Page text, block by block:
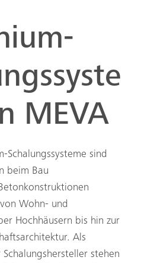
MEVA
Schalungssysteme sind
beim Bau
Wohn- und
Hochhäusern bis hin zur
Als
stehen